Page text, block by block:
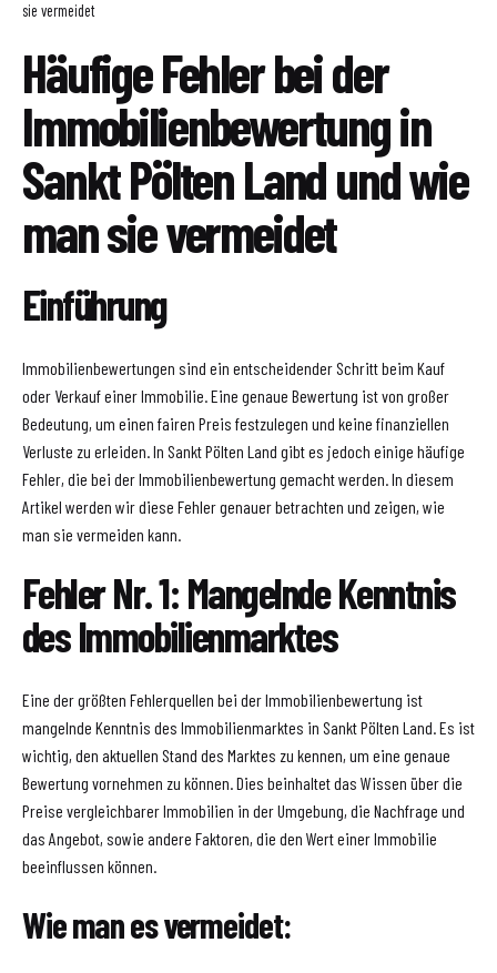
sie vermeidet
Häufige Fehler bei der
Immobilienbewertung in
Sankt Pölten Land und wie
man sie vermeidet
Einführung
Immobilienbewertungen sind ein entscheidender Schritt beim Kauf
oder Verkauf einer Immobilie. Eine genaue Bewertung ist von großer
Bedeutung, um einen fairen Preis festzulegen und keine finanziellen
Verluste zu erleiden. In Sankt Pölten Land gibt es jedoch einige häufige
Fehler, die bei der Immobilienbewertung gemacht werden. In diesem
Artikel werden wir diese Fehler genauer betrachten und zeigen, wie
man sie vermeiden kann.
Fehler Nr. 1: Mangelnde Kenntnis
des Immobilienmarktes
Eine der größten Fehlerquellen bei der Immobilienbewertung ist
mangelnde Kenntnis des Immobilienmarktes in Sankt Pölten Land. Es ist
wichtig, den aktuellen Stand des Marktes zu kennen, um eine genaue
Bewertung vornehmen zu können. Dies beinhaltet das Wissen über die
Preise vergleichbarer Immobilien in der Umgebung, die Nachfrage und
das Angebot, sowie andere Faktoren, die den Wert einer Immobilie
beeinflussen können.
Wie man es vermeidet: